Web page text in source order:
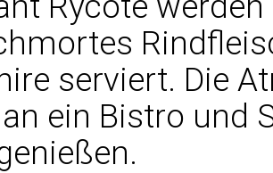
serviert. Die
ein Bistro und